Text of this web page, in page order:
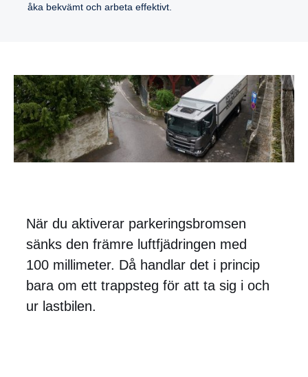
åka bekvämt och arbeta effektivt.
När du aktiverar parkeringsbromsen
sänks den främre luftfjädringen med
100 millimeter. Då handlar det i princip
bara om ett trappsteg för att ta sig i och
ur lastbilen.